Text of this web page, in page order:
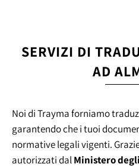
SERVIZI DI
AD
Noi di Trayma forniamo
garantendo che i tuoi
normative legali vigenti.
autorizzati dalMinistero